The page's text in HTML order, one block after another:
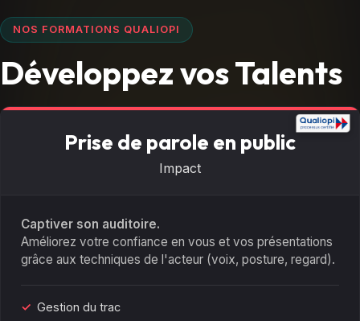
NOS FORMATIONS QUALIOPI
Développez vos Talents
Prise de parole en public
Impact
Captiver son auditoire.
Améliorez votre confiance en vous et vos présentations
grâce aux techniques de l'acteur (voix, posture, regard).
Gestion du trac